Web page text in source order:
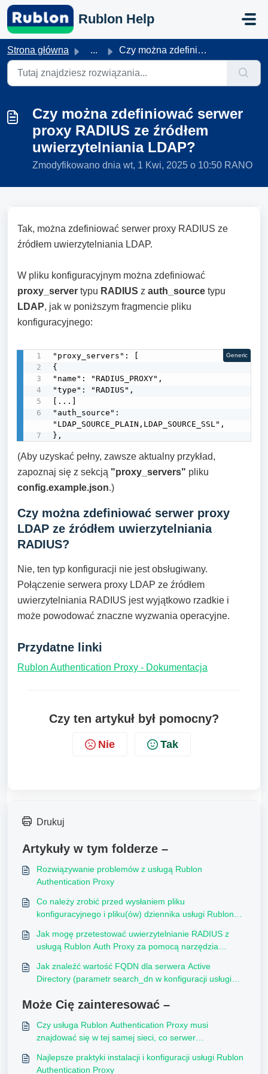
Przejdź do głównej treści
Rublon Help
Strona główna ... Czy można zdefiniować serwer proxy RADIUS ze źródłem uwie...
Czy można zdefiniować serwer
proxy RADIUS ze źródłem
uwierzytelniania LDAP?
Zmodyfikowano dnia wt, 1 Kwi, 2025 o 10:50 RANO
Tak, można zdefiniować serwer proxy RADIUS ze
źródłem uwierzytelniania LDAP.
W pliku konfiguracyjnym można zdefiniować
proxy_server typu RADIUS z auth_source typu
LDAP, jak w poniższym fragmencie pliku
konfiguracyjnego:
"proxy_servers": [
{
"name": "RADIUS_PROXY",
"type": "RADIUS",
[...]
"auth_source":
"LDAP_SOURCE_PLAIN,LDAP_SOURCE_SSL",
},
Generic
(Aby uzyskać pełny, zawsze aktualny przykład,
zapoznaj się z sekcją "proxy_servers" pliku
config.example.json.)
Czy można zdefiniować serwer proxy
LDAP ze źródłem uwierzytelniania
RADIUS?
Nie, ten typ konfiguracji nie jest obsługiwany.
Połączenie serwera proxy LDAP ze źródłem
uwierzytelniania RADIUS jest wyjątkowo rzadkie i
może powodować znaczne wyzwania operacyjne.
Przydatne linki
Rublon Authentication Proxy - Dokumentacja
Czy ten artykuł był pomocny?
Nie Tak
Drukuj
Artykuły w tym folderze –
Rozwiązywanie problemów z usługą Rublon
Authentication Proxy
Co należy zrobić przed wysłaniem pliku
konfiguracyjnego i pliku(ów) dziennika usługi Rublon
Jak mogę przetestować uwierzytelnianie RADIUS z
usługą Rublon Auth Proxy za pomocą narzędzia
Jak znaleźć wartość FQDN dla serwera Active
Directory (parametr search_dn w konfiguracji usługi
Może Cię zainteresować –
Czy usługa Rublon Authentication Proxy musi
znajdować się w tej samej sieci, co serwer
z odpowiednimi opcjami dostępu?
Najlepsze praktyki instalacji i konfiguracji usługi Rublon
Authentication Proxy